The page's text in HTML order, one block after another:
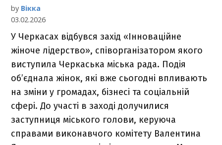
by Вікка
03.02.2026
У Черкасах відбувся захід «Інноваційне
жіноче лідерство», співорганізатором якого
виступила Черкаська міська рада. Подія
об’єднала жінок, які вже сьогодні впливають
на зміни у громадах, бізнесі та соціальній
сфері. До участі в заході долучилися
заступниця міського голови, керуюча
справами виконавчого комітету Валентина